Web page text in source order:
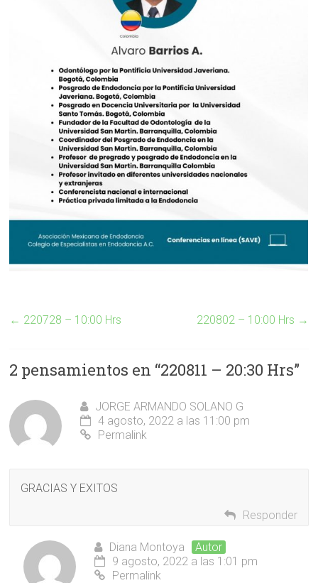
← 220728 – 10:00 Hrs 220802 – 10:00 Hrs →
2 pensamientos en “220811 – 20:30 Hrs”
JORGE ARMANDO SOLANO G
4 agosto, 2022 a las 11:00 pm
Permalink
GRACIAS Y EXITOS
Responder
Diana Montoya
Autor
9 agosto, 2022 a las 1:01 pm
Permalink